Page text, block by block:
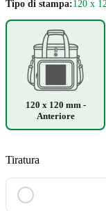
Tipo di stampa:120 x
120 x 120 mm -
Anteriore
Tiratura